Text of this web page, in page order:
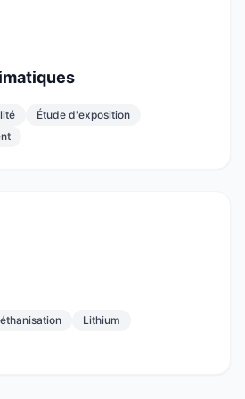
Étude d'exposition
Lithium